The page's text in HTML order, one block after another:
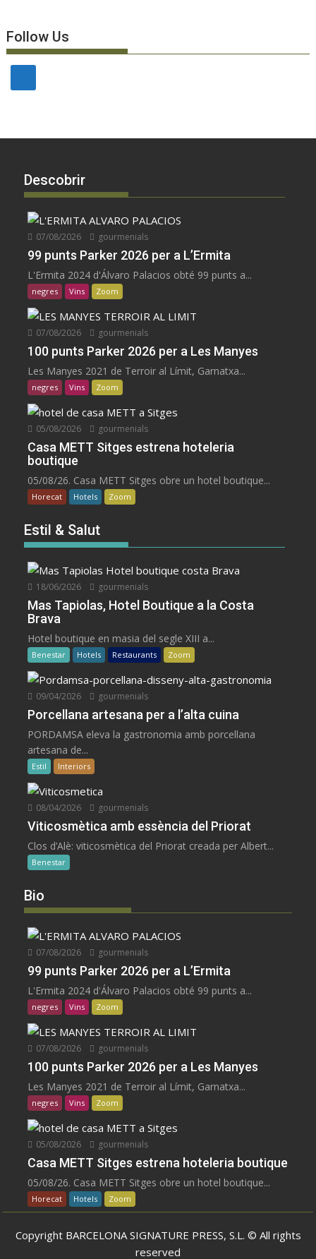
Follow Us
Descobrir
07/08/2026 gourmenials
99 punts Parker 2026 per a L’Ermita
L'Ermita 2024 d'Álvaro Palacios obté 99 punts a...
negres Vins Zoom
07/08/2026 gourmenials
100 punts Parker 2026 per a Les Manyes
Les Manyes 2021 de Terroir al Límit, Garnatxa...
negres Vins Zoom
05/08/2026 gourmenials
Casa METT Sitges estrena hoteleria
boutique
05/08/26. Casa METT Sitges obre un hotel boutique...
Horecat Hotels Zoom
Estil & Salut
18/06/2026 gourmenials
Mas Tapiolas, Hotel Boutique a la Costa
Brava
Hotel boutique en masia del segle XIII a...
Benestar Hotels Restaurants Zoom
09/04/2026 gourmenials
Porcellana artesana per a l’alta cuina
PORDAMSA eleva la gastronomia amb porcellana
artesana de...
Estil Interiors
08/04/2026 gourmenials
Viticosmètica amb essència del Priorat
Clos d’Alè: viticosmètica del Priorat creada per Albert...
Benestar
Bio
07/08/2026 gourmenials
99 punts Parker 2026 per a L’Ermita
L'Ermita 2024 d'Álvaro Palacios obté 99 punts a...
negres Vins Zoom
07/08/2026 gourmenials
100 punts Parker 2026 per a Les Manyes
Les Manyes 2021 de Terroir al Límit, Garnatxa...
negres Vins Zoom
05/08/2026 gourmenials
Casa METT Sitges estrena hoteleria boutique
05/08/26. Casa METT Sitges obre un hotel boutique...
Horecat Hotels Zoom
Copyright BARCELONA SIGNATURE PRESS, S.L. © All rights
reserved